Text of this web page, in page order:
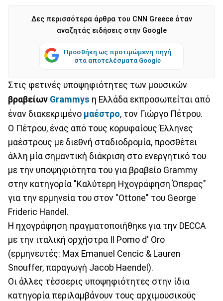
Δες περισσότερα άρθρα του CNN Greece όταν
αναζητάς ειδήσεις στην Google
Προσθήκη ως προτιμώμενη πηγή
στα αποτελέσματα Google
Στις φετινές υποψηφιότητες των μουσικών
βραβείων Grammys η Ελλάδα εκπροσωπείται από
έναν διακεκριμένο μαέστρο, τον Γιώργο Πέτρου.
Ο Πέτρου, ένας από τους κορυφαίους Έλληνες
μαέστρους με διεθνή σταδιοδρομία, προσθέτει
άλλη μία σημαντική διάκριση στο ενεργητικό του
με την υποψηφιότητα του για βραβείο Grammy
στην κατηγορία "Καλύτερη Ηχογράφηση Όπερας"
για την ερμηνεία του στον "Ottone" του George
Frideric Handel.
Η ηχογράφηση πραγματοποιήθηκε για την DECCA
με την ιταλική ορχήστρα Ιl Pomo d' Oro
(ερμηνευτές: Max Emanuel Cencic & Lauren
Snouffer, παραγωγή Jacob Haendel).
Οι άλλες τέσσερις υποψηφιότητες στην ίδια
κατηγορία περιλαμβάνουν τους αρχιμουσικούς